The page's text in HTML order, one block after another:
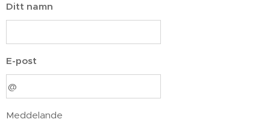
Ditt namn
E-post
Meddelande